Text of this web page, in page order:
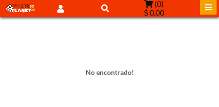
(0)
$ 0,00
No encontrado!